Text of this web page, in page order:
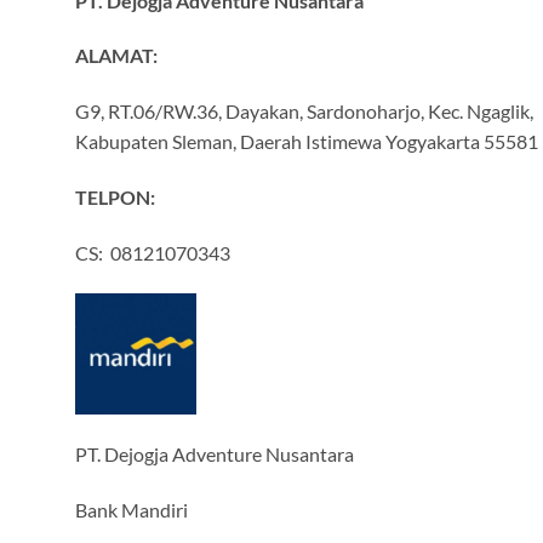
ALAMAT:
G9, RT.06/RW.36, Dayakan, Sardonoharjo, Kec. Ngaglik,
Kabupaten Sleman, Daerah Istimewa Yogyakarta 55581
TELPON:
CS: 08121070343
PT. Dejogja Adventure Nusantara
Bank Mandiri